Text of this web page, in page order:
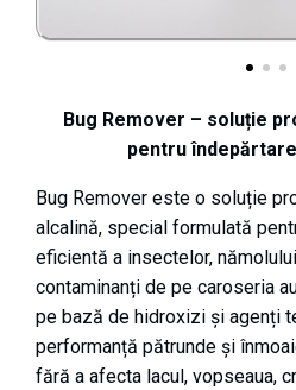
Bug Remover – soluție
pentru
Bug Remover este o soluție
alcalină, special formulată
eficientă a insectelor,
contaminanți de pe caroseria
pe bază de hidroxizi și agenți
performanță pătrunde și
fără a afecta lacul, vopseaua,